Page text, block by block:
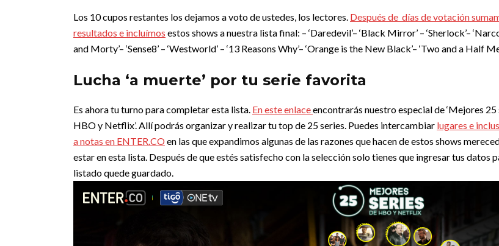
Los 10 cupos restantes los dejamos a voto de ustedes, los lectores. Después de días de votación
resultados e incluímos estos shows a nuestra lista final: – ‘Daredevil’– ‘Black Mirror’ – ‘Sherlock’–
and Morty’– ‘Sense8’ – ‘Westworld’ – ‘13 Reasons Why’– ‘Orange is the New Black’– ‘Two and a Half
Lucha ‘a muerte’ por tu serie favorita
Es ahora tu turno para completar esta lista. En este enlaceencontrarás nuestro especial de ‘Mejores 25
HBO y Netflix’. Allí podrás organizar y realizar tu top de 25 series. Puedes intercambiar lugares e
a notas en ENTER.COen las que expandimos algunas de las razones que hacen de estos shows
estar en esta lista. Después de que estés satisfecho con la selección solo tienes que ingresar tus datos
listado quede guardado.